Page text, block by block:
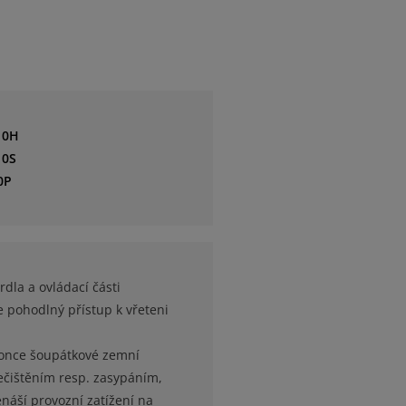
a ovládací části
pohodlný přístup k vřeteni
šoupátkové zemní
resp. zasypáním,
provozní zatížení na